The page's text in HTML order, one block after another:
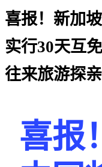
喜报！新加
实行30天互
往来旅游探
喜报